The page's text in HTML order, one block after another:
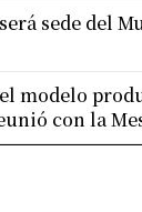
sede del
modelo
con la